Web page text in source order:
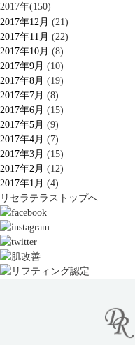
2017年(150)
2017年12月 (21)
2017年11月 (22)
2017年10月 (8)
2017年9月 (10)
2017年8月 (19)
2017年7月 (8)
2017年6月 (15)
2017年5月 (9)
2017年4月 (7)
2017年3月 (15)
2017年2月 (12)
2017年1月 (4)
リセラテラストップへ